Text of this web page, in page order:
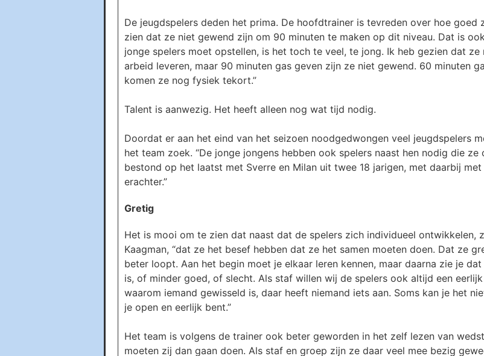
De jeugdspelers deden het prima. De hoofdtrainer is tevreden over hoe goed
zien dat ze niet gewend zijn om 90 minuten te maken op dit niveau. Dat is
jonge spelers moet opstellen, is het toch te veel, te jong. Ik heb gezien dat
arbeid leveren, maar 90 minuten gas geven zijn ze niet gewend. 60 minuten
komen ze nog fysiek tekort.”
Talent is aanwezig. Het heeft alleen nog wat tijd nodig.
Doordat er aan het eind van het seizoen noodgedwongen veel jeugdspelers
het team zoek. “De jonge jongens hebben ook spelers naast hen nodig die
bestond op het laatst met Sverre en Milan uit twee 18 jarigen, met daarbij
erachter.”
Gretig
Het is mooi om te zien dat naast dat de spelers zich individueel ontwikkelen,
Kaagman, “dat ze het besef hebben dat ze het samen moeten doen. Dat ze
beter loopt. Aan het begin moet je elkaar leren kennen, maar daarna zie je
is, of minder goed, of slecht. Als staf willen wij de spelers ook altijd een
waarom iemand gewisseld is, daar heeft niemand iets aan. Soms kan je het
je open en eerlijk bent.”
Het team is volgens de trainer ook beter geworden in het zelf lezen van
moeten zij dan gaan doen. Als staf en groep zijn ze daar veel mee bezig